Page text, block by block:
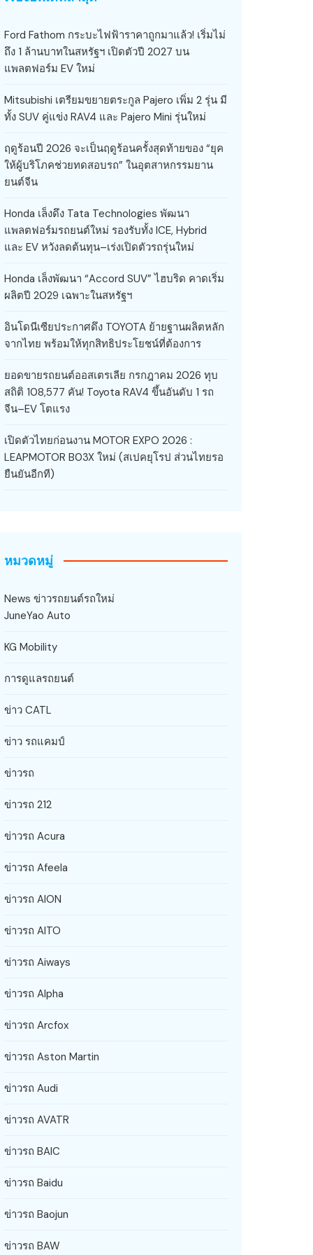
Ford Fathom กระบะไฟฟ้าราคาถูกมาแล้ว! เริ่มไม่
ถึง 1 ล้านบาทในสหรัฐฯ เปิดตัวปี 2027 บน
แพลตฟอร์ม EV ใหม่
Mitsubishi เตรียมขยายตระกูล Pajero เพิ่ม 2 รุ่น มี
ทั้ง SUV คู่แข่ง RAV4 และ Pajero Mini รุ่นใหม่
ฤดูร้อนปี 2026 จะเป็นฤดูร้อนครั้งสุดท้ายของ “ยุค
ให้ผู้บริโภคช่วยทดสอบรถ” ในอุตสาหกรรมยาน
ยนต์จีน
Honda เล็งดึง Tata Technologies พัฒนา
แพลตฟอร์มรถยนต์ใหม่ รองรับทั้ง ICE, Hybrid
และ EV หวังลดต้นทุน–เร่งเปิดตัวรถรุ่นใหม่
Honda เล็งพัฒนา “Accord SUV” ไฮบริด คาดเริ่ม
ผลิตปี 2029 เฉพาะในสหรัฐฯ
อินโดนีเซียประกาศดึง TOYOTA ย้ายฐานผลิตหลัก
จากไทย พร้อมให้ทุกสิทธิประโยชน์ที่ต้องการ
ยอดขายรถยนต์ออสเตรเลีย กรกฎาคม 2026 ทุบ
สถิติ 108,577 คัน! Toyota RAV4 ขึ้นอันดับ 1 รถ
จีน–EV โตแรง
เปิดตัวไทยก่อนงาน MOTOR EXPO 2026 :
LEAPMOTOR B03X ใหม่ (สเปคยุโรป ส่วนไทยรอ
ยืนยันอีกที)
หมวดหมู่
News ข่าวรถยนต์รถใหม่
JuneYao Auto
KG Mobility
การดูแลรถยนต์
ข่าว CATL
ข่าว รถแคมป์
ข่าวรถ
ข่าวรถ 212
ข่าวรถ Acura
ข่าวรถ Afeela
ข่าวรถ AION
ข่าวรถ AITO
ข่าวรถ Aiways
ข่าวรถ Alpha
ข่าวรถ Arcfox
ข่าวรถ Aston Martin
ข่าวรถ Audi
ข่าวรถ AVATR
ข่าวรถ BAIC
ข่าวรถ Baidu
ข่าวรถ Baojun
ข่าวรถ BAW